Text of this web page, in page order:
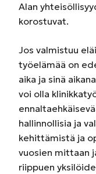
Alan
korostuvat.
Jos valmistuu
työelämää on
aika ja sinä
voi olla
hallinnollisia ja
kehittämistä ja
vuosien mittaan
riippuen